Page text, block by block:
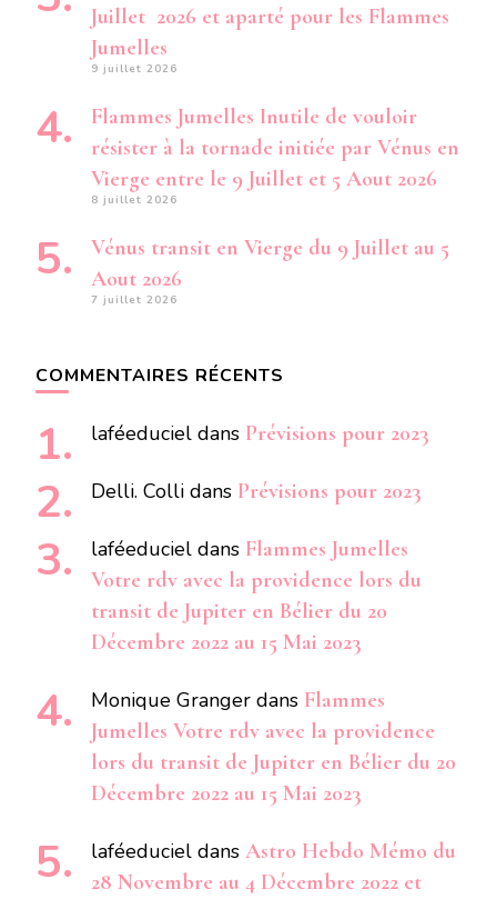
Juillet 2026 et aparté pour les Flammes
Jumelles
9 juillet 2026
Flammes Jumelles Inutile de vouloir
résister à la tornade initiée par Vénus en
Vierge entre le 9 Juillet et 5 Aout 2026
8 juillet 2026
Vénus transit en Vierge du 9 Juillet au 5
Aout 2026
7 juillet 2026
COMMENTAIRES RÉCENTS
laféeduciel dans Prévisions pour 2023
Delli. Colli dans Prévisions pour 2023
laféeduciel dans Flammes Jumelles
Votre rdv avec la providence lors du
transit de Jupiter en Bélier du 20
Décembre 2022 au 15 Mai 2023
Monique Granger dans Flammes
Jumelles Votre rdv avec la providence
lors du transit de Jupiter en Bélier du 20
Décembre 2022 au 15 Mai 2023
laféeduciel dans Astro Hebdo Mémo du
28 Novembre au 4 Décembre 2022 et